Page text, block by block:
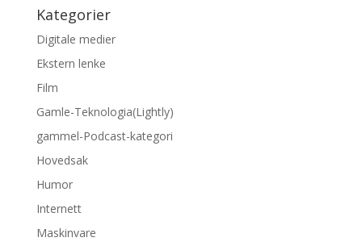
Kategorier
Digitale medier
Ekstern lenke
Film
Gamle-Teknologia(Lightly)
gammel-Podcast-kategori
Hovedsak
Humor
Internett
Maskinvare